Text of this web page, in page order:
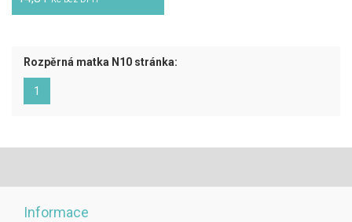
Rozpěrná matka N10 stránka:
1
Informace